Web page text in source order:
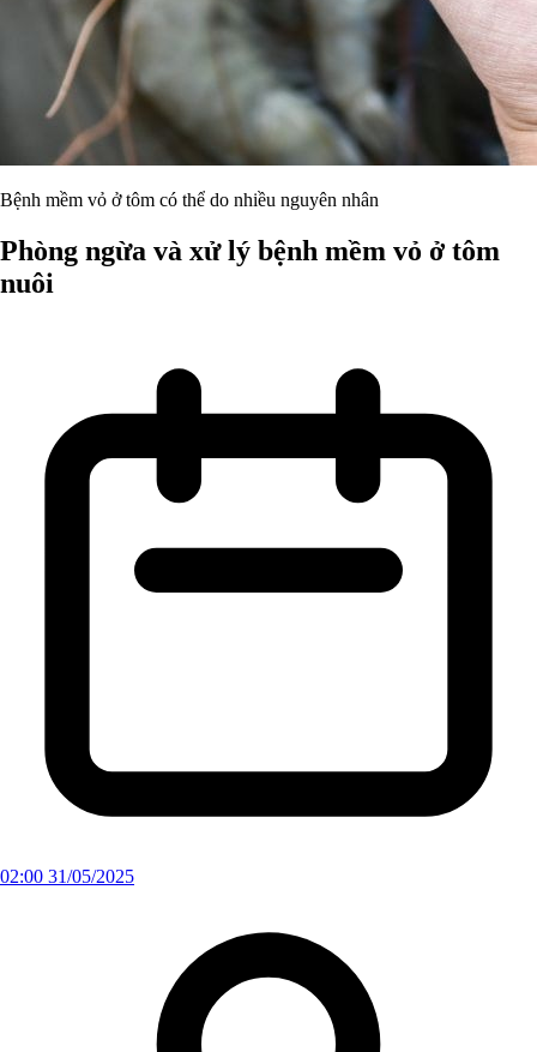
Bệnh mềm vỏ ở tôm có thể do nhiều nguyên nhân
Phòng ngừa và xử lý bệnh mềm vỏ ở tôm
nuôi
02:00 31/05/2025